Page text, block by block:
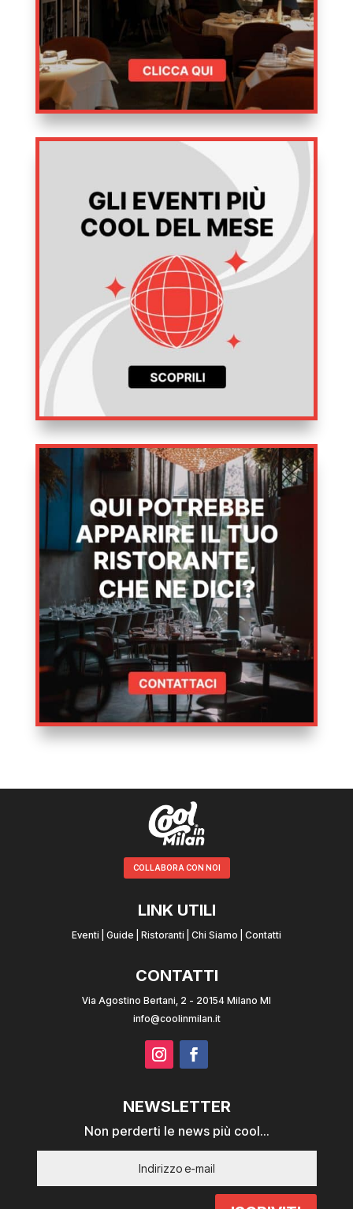
COLLABORA CON NOI
LINK UTILI
Eventi Guide Ristoranti Chi Siamo Contatti
CONTATTI
Via Agostino Bertani, 2 - 20154 Milano MI
info@coolinmilan.it
NEWSLETTER
Non perderti le news più cool...